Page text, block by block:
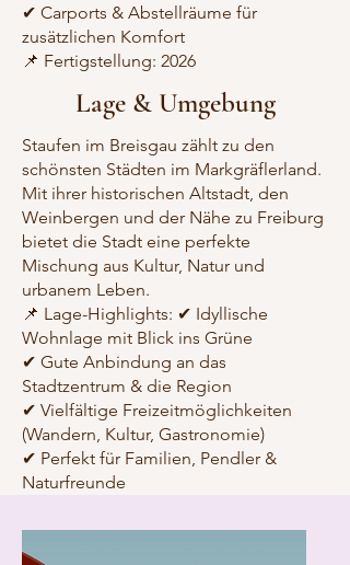
✔ Carports & Abstellräume für
zusätzlichen Komfort
📌 Fertigstellung: 2026
Lage & Umgebung
Staufen im Breisgau zählt zu den
schönsten Städten im Markgräflerland.
Mit ihrer historischen Altstadt, den
Weinbergen und der Nähe zu Freiburg
bietet die Stadt eine perfekte
Mischung aus Kultur, Natur und
urbanem Leben.
📌 Lage-Highlights: ✔ Idyllische
Wohnlage mit Blick ins Grüne
✔ Gute Anbindung an das
Stadtzentrum & die Region
✔ Vielfältige Freizeitmöglichkeiten
(Wandern, Kultur, Gastronomie)
✔ Perfekt für Familien, Pendler &
Naturfreunde